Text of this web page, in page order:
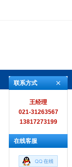
联系方式
王经理
021-31263567
13817273199
在线客服